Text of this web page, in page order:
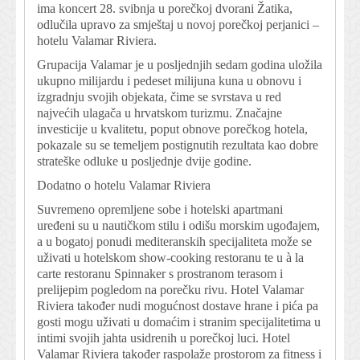
ima koncert 28. svibnja u porečkoj dvorani Žatika,
odlučila upravo za smještaj u novoj porečkoj perjanici –
hotelu Valamar Riviera.
Grupacija Valamar je u posljednjih sedam godina uložila
ukupno milijardu i pedeset milijuna kuna u obnovu i
izgradnju svojih objekata, čime se svrstava u red
najvećih ulagača u hrvatskom turizmu. Značajne
investicije u kvalitetu, poput obnove porečkog hotela,
pokazale su se temeljem postignutih rezultata kao dobre
strateške odluke u posljednje dvije godine.
Dodatno o hotelu Valamar Riviera
Suvremeno opremljene sobe i hotelski apartmani
uređeni su u nautičkom stilu i odišu morskim ugođajem,
a u bogatoj ponudi mediteranskih specijaliteta može se
uživati u hotelskom show-cooking restoranu te u à la
carte restoranu Spinnaker s prostranom terasom i
prelijepim pogledom na porečku rivu. Hotel Valamar
Riviera također nudi mogućnost dostave hrane i pića pa
gosti mogu uživati u domaćim i stranim specijalitetima u
intimi svojih jahta usidrenih u porečkoj luci. Hotel
Valamar Riviera također raspolaže prostorom za fitness i